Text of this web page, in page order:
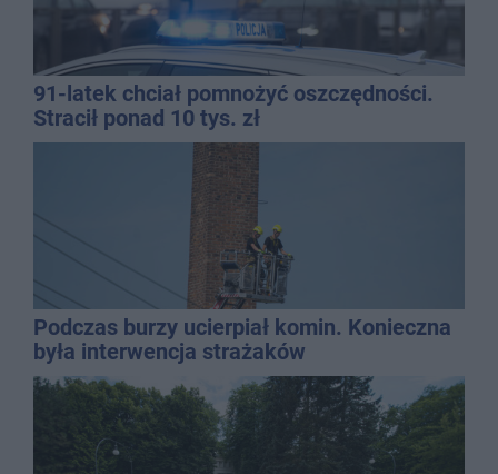
91-latek chciał pomnożyć oszczędności.
Stracił ponad 10 tys. zł
Podczas burzy ucierpiał komin. Konieczna
była interwencja strażaków